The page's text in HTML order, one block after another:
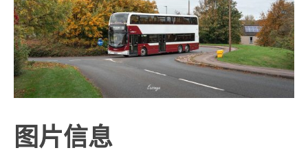
图片信息